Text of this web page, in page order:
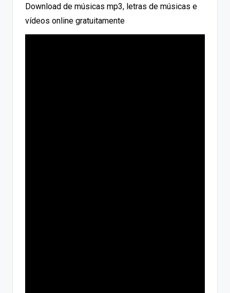
Download de músicas mp3, letras de músicas e
vídeos online gratuitamente